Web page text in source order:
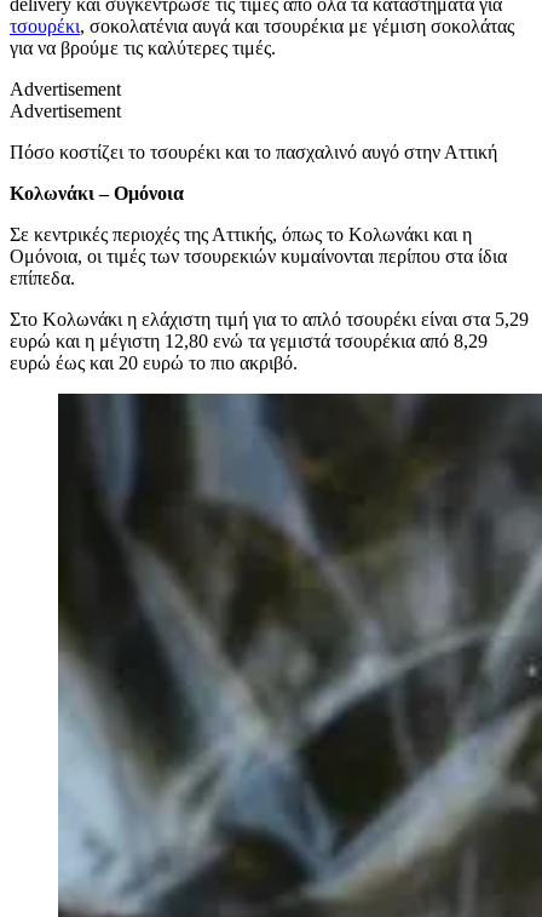
τσουρέκι, σοκολατένια αυγά και τσουρέκια με γέμιση σοκολάτας
για να βρούμε τις καλύτερες τιμές.
Advertisement
Advertisement
Πόσο κοστίζει το τσουρέκι και το πασχαλινό αυγό στην Αττική
Κολωνάκι – Ομόνοια
Σε κεντρικές περιοχές της Αττικής, όπως το Κολωνάκι και η
Ομόνοια, οι τιμές των τσουρεκιών κυμαίνονται περίπου στα ίδια
επίπεδα.
Στο Κολωνάκι η ελάχιστη τιμή για το απλό τσουρέκι είναι στα 5,29
ευρώ και η μέγιστη 12,80 ενώ τα γεμιστά τσουρέκια από 8,29
ευρώ έως και 20 ευρώ το πιο ακριβό.